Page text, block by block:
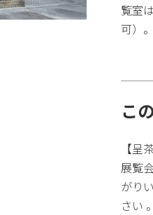
覧室
可）。
こ
【呈
展覧
がり
さい 。